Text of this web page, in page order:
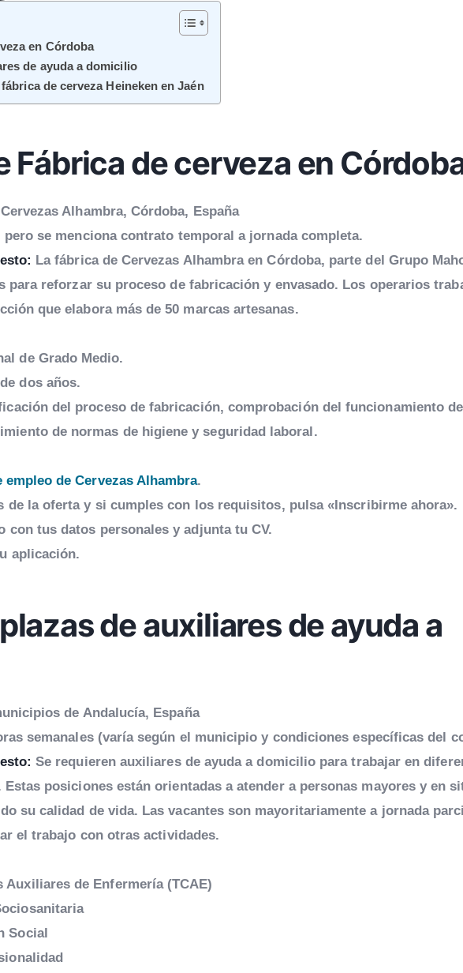
en Córdoba
de ayuda a domicilio
de cerveza Heineken en Jaén
Fábrica de cerveza en
Alhambra, Córdoba, España
pero se menciona contrato temporal a jornada completa.
La fábrica de Cervezas Alhambra en Córdoba, parte del Grupo
para reforzar su proceso de fabricación y envasado. Los operarios
que elabora más de 50 marcas artesanas.
de Grado Medio.
dos años.
del proceso de fabricación, comprobación del funcionamiento
de normas de higiene y seguridad laboral.
empleo de Cervezas Alhambra.
de la oferta y si cumples con los requisitos, pulsa «Inscribirme ahora».
con tus datos personales y adjunta tu CV.
aplicación.
de auxiliares de ayuda a
de Andalucía, España
semanales (varía según el municipio y condiciones específicas del
Se requieren auxiliares de ayuda a domicilio para trabajar en
posiciones están orientadas a atender a personas mayores y en
su calidad de vida. Las vacantes son mayoritariamente a jornada
el trabajo con otras actividades.
Auxiliares de Enfermería (TCAE)
Social